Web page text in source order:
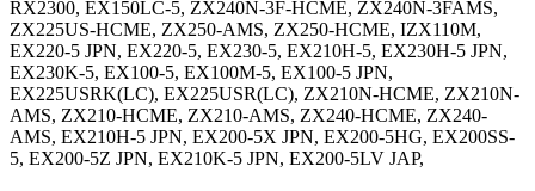
RX2300, EX150LC-5, ZX240N-3F-HCME, ZX240N-3FAMS,
ZX225US-HCME, ZX250-AMS, ZX250-HCME, IZX110M,
EX220-5 JPN, EX220-5, EX230-5, EX210H-5, EX230H-5 JPN,
EX230K-5, EX100-5, EX100M-5, EX100-5 JPN,
EX225USRK(LC), EX225USR(LC), ZX210N-HCME, ZX210N-
AMS, ZX210-HCME, ZX210-AMS, ZX240-HCME, ZX240-
AMS, EX210H-5 JPN, EX200-5X JPN, EX200-5HG, EX200SS-
5, EX200-5Z JPN, EX210K-5 JPN, EX200-5LV JAP,